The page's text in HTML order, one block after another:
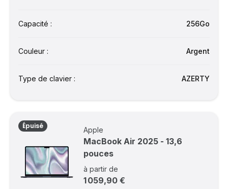
Capacité : 256Go
Couleur : Argent
Type de clavier : AZERTY
Épuisé Apple
MacBook Air 2025 - 13,6
pouces
à partir de
1 059,90 €